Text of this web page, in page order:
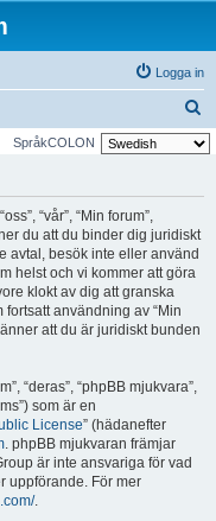
Logga in
ö
SpråkCOLON
“vår”, “Min forum”,
du att du binder dig juridiskt
avtal, besök inte eller använd
helst och vi kommer att göra
klokt av dig att granska
användning av “Min
att du är juridiskt bunden
“deras”, “phpBB mjukvara”,
som är en
License” (hädanefter
. phpBB mjukvaran främjar
är inte ansvariga för vad
uppförande. För mer
.